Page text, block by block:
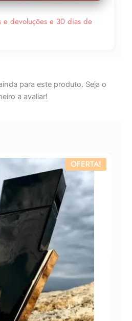
e devoluções e 30 dias de
para este produto. Seja o
a avaliar!
OFERTA!